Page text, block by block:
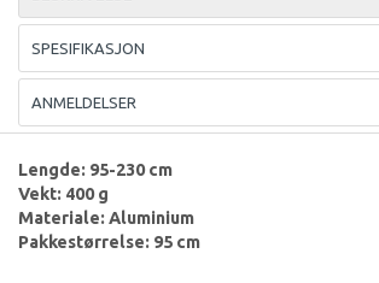
SPESIFIKASJON
ANMELDELSER
Lengde: 95-230 cm
Vekt: 400 g
Materiale: Aluminium
Pakkestørrelse: 95 cm